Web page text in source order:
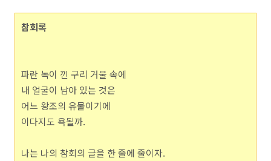
참회록
파란 녹이 낀 구리 거울 속에
내 얼굴이 남아 있는 것은
어느 왕조의 유물이기에
이다지도 욕될까.
나는 나의 참회의 글을 한 줄에 줄이자.